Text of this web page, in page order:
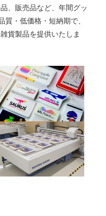
、販売品など、年間グッ
・低価格・短納期で、
貨製品を提供いたしま